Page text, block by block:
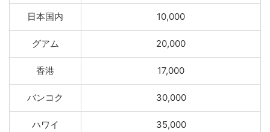
日本国内 10,000
グアム 20,000
香港 17,000
バンコク 30,000
ハワイ 35,000